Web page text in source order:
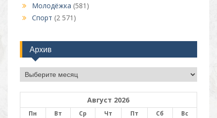
Молодёжка (581)
Спорт (2 571)
Архив
Архив
Август 2026
Пн Вт Ср Чт Пт Сб
Вс